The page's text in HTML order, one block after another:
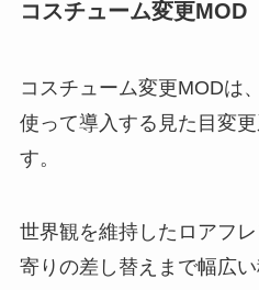
コスチューム変更MOD
コスチューム変更MODは
使って導入する見た目変
す。
世界観を維持したロアフ
寄りの差し替えまで幅広